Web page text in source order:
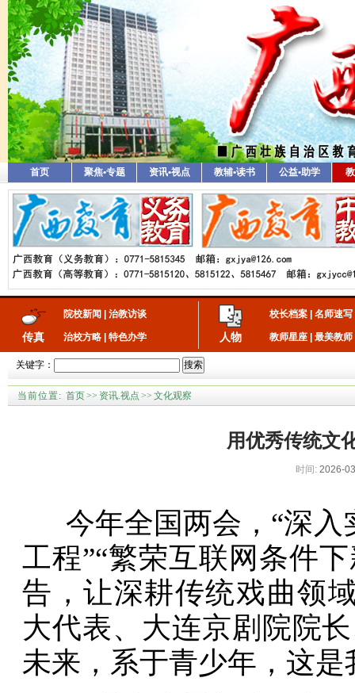
首页 聚焦•专题 资讯•视点 教辅•读书 公益•助学
传真
院校新闻 治教访谈
治校方略 特色办学 人物
校长档案 名师速写
教师星座 最美教师
关键字： 搜索
当前位置: 首页>> 资讯.视点 >> 文化观察
用优秀传统文
时间: 2026-
今年全国两会，“深入
工程”“繁荣互联网条件
告，让深耕传统戏曲领
大代表、大连京剧院院
未来，系于青少年，这